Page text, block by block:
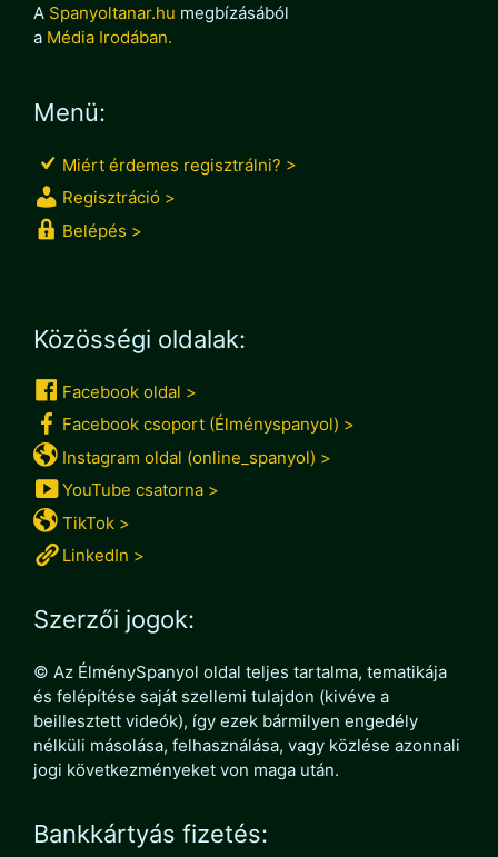
A Spanyoltanar.hu megbízásából
a Média Irodában.
Menü:
Miért érdemes regisztrálni? >
Regisztráció >
Belépés >
Közösségi oldalak:
Facebook oldal >
Facebook csoport (Élményspanyol) >
Instagram oldal (online_spanyol) >
YouTube csatorna >
TikTok >
LinkedIn >
Szerzői jogok:
© Az ÉlménySpanyol oldal teljes tartalma, tematikája
és felépítése saját szellemi tulajdon (kivéve a
beillesztett videók), így ezek bármilyen engedély
nélküli másolása, felhasználása, vagy közlése azonnali
jogi következményeket von maga után.
Bankkártyás fizetés: